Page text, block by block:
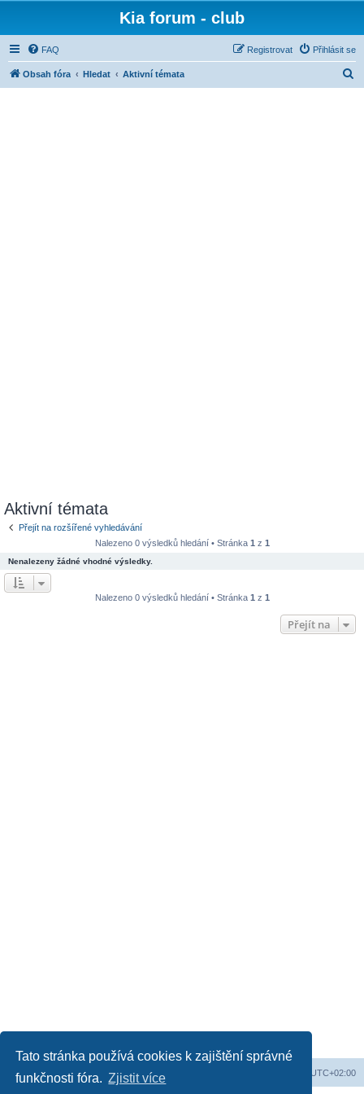
Tato stránka používá cookies k zajištění správné
funkčnosti fóra. Zjistit více
Kia forum - club
FAQ Přihlásit se
Registrovat
Obsah fóra Hledat Aktivní témata
Aktivní témata
Přejít na rozšířené vyhledávání
Nalezeno 0 výsledků hledání • Stránka 1 z 1
Nenalezeny žádné vhodné výsledky.
Nalezeno 0 výsledků hledání • Stránka 1 z 1
Přejít na
Obsah fóra UTC+02:00